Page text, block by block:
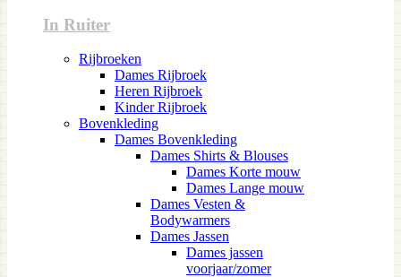
In Ruiter
Rijbroeken
Dames Rijbroek
Heren Rijbroek
Kinder Rijbroek
Bovenkleding
Dames Bovenkleding
Dames Shirts & Blouses
Dames Korte mouw
Dames Lange mouw
Dames Vesten &
Bodywarmers
Dames Jassen
Dames jassen
voorjaar/zomer